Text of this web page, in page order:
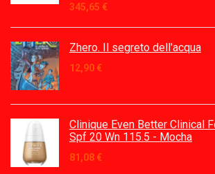
345,65 €
Zhero. Il segreto dell'acqua
12,90 €
Clinique Even Better Clinical
Spf 20 Wn 115.5 - Mocha
81,08 €